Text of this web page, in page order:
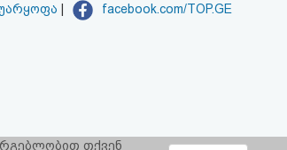
facebook.com/TOP.GE
თქვენ